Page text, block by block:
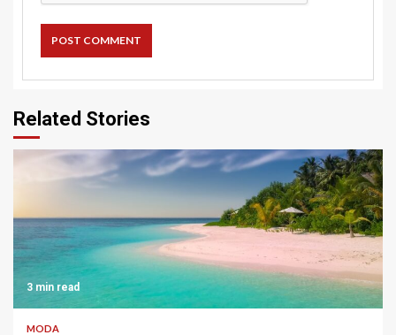
Related Stories
3 min read
MODA